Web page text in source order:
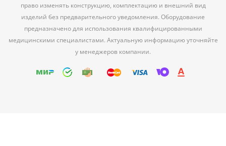
право изменять конструкцию, комплектацию и внешний вид
изделий без предварительного уведомления. Оборудование
предназначено для использования квалифицированными
медицинскими специалистами. Актуальную информацию уточняйте
у менеджеров компании.